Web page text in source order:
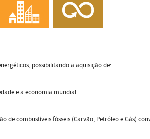
possibilitando a aquisição de:
e a economia mundial.
de combustíveis fósseis (Carvão, Petróleo e Gás)